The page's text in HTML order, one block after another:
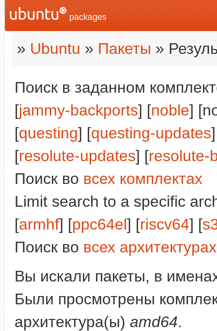
packages
» Ubuntu » Пакеты »
Поиск в заданном
[jammy-backports] [noble]
[questing] [questing-updates
[resolute-updates] [resolute-
Поиск во всех комплектах
Limit search to a specific
[armhf] [ppc64el] [riscv64] [
Поиск во всех архитектурах
Вы искали пакеты, в
Были просмотрены
архитектура(ы) amd64.